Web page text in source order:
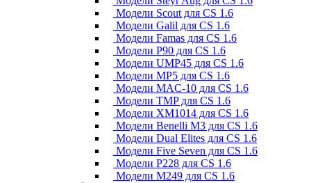
Модели Scout для CS 1.6
Модели Galil для CS 1.6
Модели Famas для CS 1.6
Модели P90 для CS 1.6
Модели UMP45 для CS 1.6
Модели MP5 для CS 1.6
Модели MAC-10 для CS 1.6
Модели TMP для CS 1.6
Модели XM1014 для CS 1.6
Модели Benelli M3 для CS 1.6
Модели Dual Elites для CS 1.6
Модели Five Seven для CS 1.6
Модели P228 для CS 1.6
Модели M249 для CS 1.6